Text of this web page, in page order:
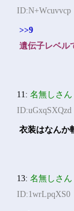
ID:N+Wcuvvcp
>>9
遺伝子レベル
11:名無しさん
ID:uGxqSXQzd
衣装はなんか
13:名無しさん
ID:1wrLpqXS0